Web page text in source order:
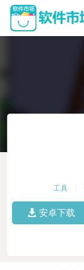
工具
安卓下载